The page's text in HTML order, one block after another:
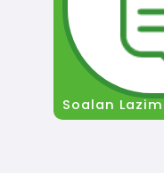
Soalan Lazim